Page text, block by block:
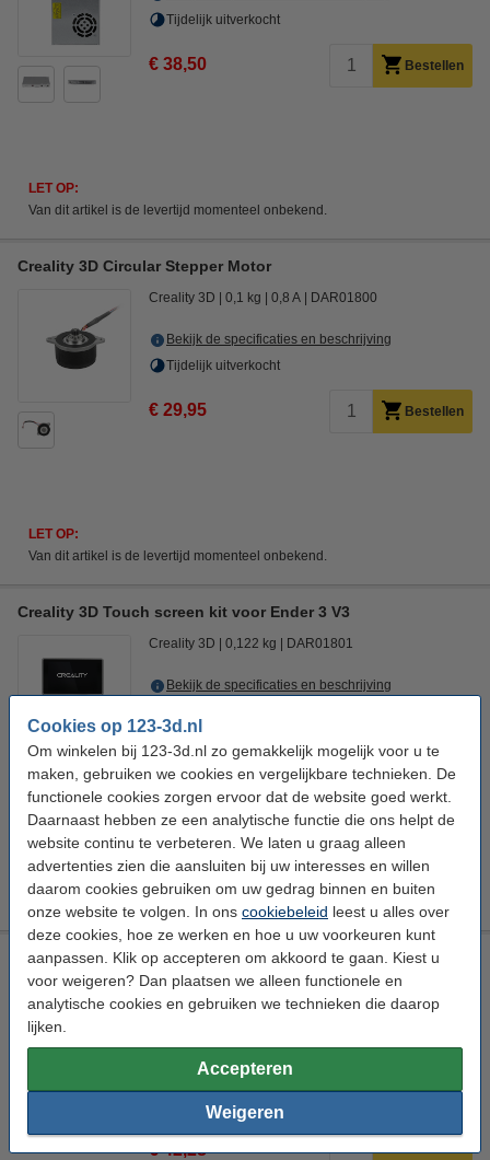
Cookies op 123-3d.nl
Om winkelen bij 123-3d.nl zo gemakkelijk mogelijk voor u te
maken, gebruiken we cookies en vergelijkbare technieken. De
functionele cookies zorgen ervoor dat de website goed werkt.
Daarnaast hebben ze een analytische functie die ons helpt de
website continu te verbeteren. We laten u graag alleen
advertenties zien die aansluiten bij uw interesses en willen
daarom cookies gebruiken om uw gedrag binnen en buiten
onze website te volgen. In ons cookiebeleid leest u alles over
deze cookies, hoe ze werken en hoe u uw voorkeuren kunt
aanpassen. Klik op accepteren om akkoord te gaan. Kiest u
voor weigeren? Dan plaatsen we alleen functionele en
analytische cookies en gebruiken we technieken die daarop
lijken.
Accepteren
Weigeren
Tijdelijk uitverkocht
€ 38,50 Bestellen
LET OP:
Van dit artikel is de levertijd momenteel onbekend.
Creality 3D Circular Stepper Motor
Creality 3D 0,1 kg 0,8 A DAR01800
Bekijk de specificaties en beschrijving
Tijdelijk uitverkocht
€ 29,95 Bestellen
LET OP:
Van dit artikel is de levertijd momenteel onbekend.
Creality 3D Touch screen kit voor Ender 3 V3
Creality 3D 0,122 kg DAR01801
Bekijk de specificaties en beschrijving
€ 49,50 Bestellen
LET OP:
Van dit artikel is de levertijd momenteel onbekend.
BigTreeTech Panda PWR
Elektronica BigTreeTech 100-240V DAR01858
Morgen in huis
€ 44,50
5% korting:
€ 42,28 Bestellen